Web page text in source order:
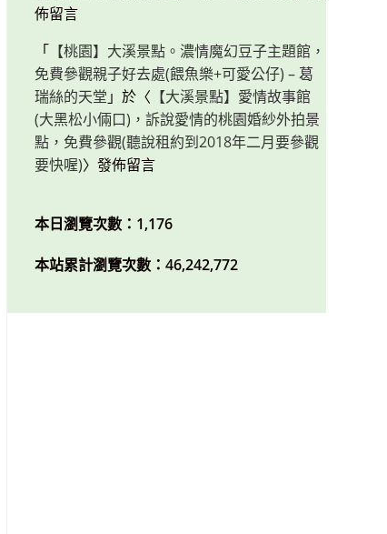
佈留言
「 【桃園】大溪景點。濃情魔幻豆子主題館，
免費參觀親子好去處(餵魚樂+可愛公仔) – 葛
瑞絲的天堂 」於〈 【大溪景點】愛情故事館
(大黑松小倆口)，訴說愛情的桃園婚紗外拍景
點，免費參觀(聽說租約到2018年二月要參觀
要快喔)〉發佈留言
本日瀏覽次數：1,176
本站累計瀏覽次數：46,242,772